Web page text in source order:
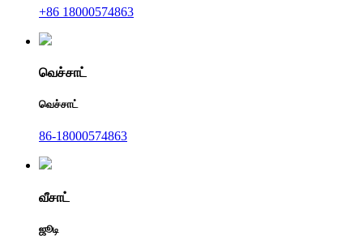
+86 18000574863
வெச்சாட்
வெச்சாட்
86-18000574863
வீசாட்
ஜூடி